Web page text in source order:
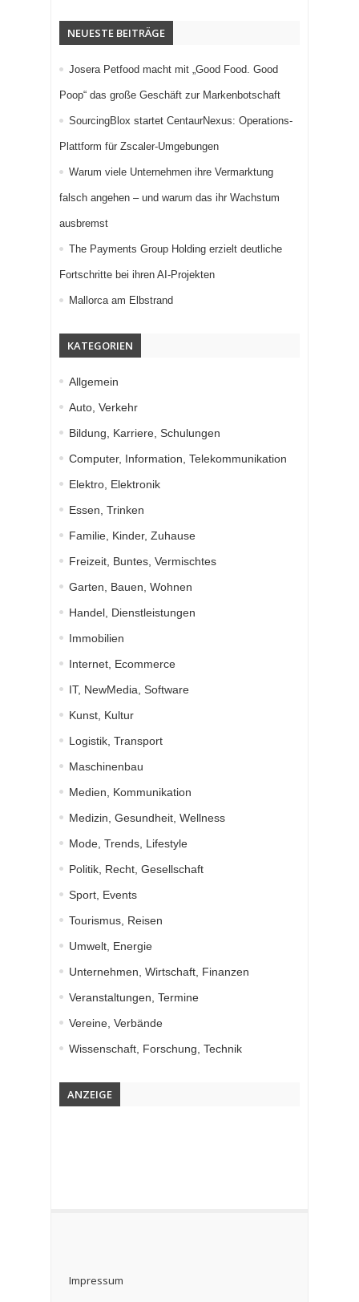
NEUESTE BEITRÄGE
Josera Petfood macht mit „Good Food. Good
Poop“ das große Geschäft zur Markenbotschaft
SourcingBlox startet CentaurNexus: Operations-
Plattform für Zscaler-Umgebungen
Warum viele Unternehmen ihre Vermarktung
falsch angehen – und warum das ihr Wachstum
ausbremst
The Payments Group Holding erzielt deutliche
Fortschritte bei ihren AI-Projekten
Mallorca am Elbstrand
KATEGORIEN
Allgemein
Auto, Verkehr
Bildung, Karriere, Schulungen
Computer, Information, Telekommunikation
Elektro, Elektronik
Essen, Trinken
Familie, Kinder, Zuhause
Freizeit, Buntes, Vermischtes
Garten, Bauen, Wohnen
Handel, Dienstleistungen
Immobilien
Internet, Ecommerce
IT, NewMedia, Software
Kunst, Kultur
Logistik, Transport
Maschinenbau
Medien, Kommunikation
Medizin, Gesundheit, Wellness
Mode, Trends, Lifestyle
Politik, Recht, Gesellschaft
Sport, Events
Tourismus, Reisen
Umwelt, Energie
Unternehmen, Wirtschaft, Finanzen
Veranstaltungen, Termine
Vereine, Verbände
Wissenschaft, Forschung, Technik
ANZEIGE
Impressum